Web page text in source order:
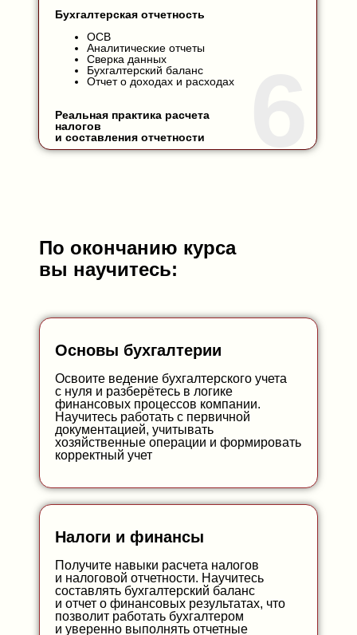
Бухгалтерская отчетность
ОСВ
Аналитические отчеты
Сверка данных
Бухгалтерский баланс
Отчет о доходах и расходах
Реальная практика расчета
налогов
и составления отчетности
По окончанию курса
вы научитесь:
Основы бухгалтерии
Освоите ведение бухгалтерского учета
с нуля и разберётесь в логике
финансовых процессов компании.
Научитесь работать с первичной
документацией, учитывать
хозяйственные операции и формировать
корректный учет
Налоги и финансы
Получите навыки расчета налогов
и налоговой отчетности. Научитесь
составлять бухгалтерский баланс
и отчет о финансовых результатах, что
позволит работать бухгалтером
и уверенно выполнять отчетные